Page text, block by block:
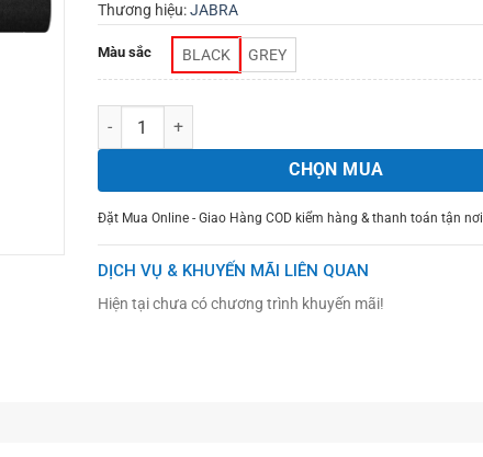
Thương hiệu:JABRA
Màu sắc BLACK GREY
Số lượng
CHỌN MUA
Đặt Mua Online - Giao Hàng COD kiểm hàng & thanh toán tận nơi
DỊCH VỤ & KHUYẾN MÃI LIÊN QUAN
Hiện tại chưa có chương trình khuyến mãi!